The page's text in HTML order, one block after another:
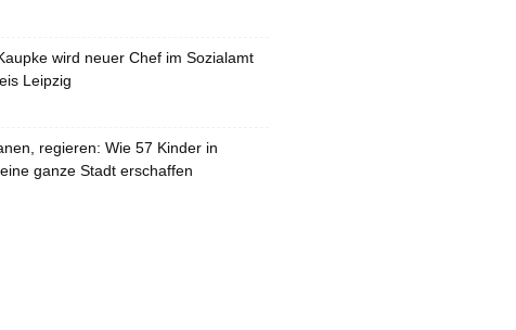
wird neuer Chef im Sozialamt
Leipzig
regieren: Wie 57 Kinder in
ganze Stadt erschaffen